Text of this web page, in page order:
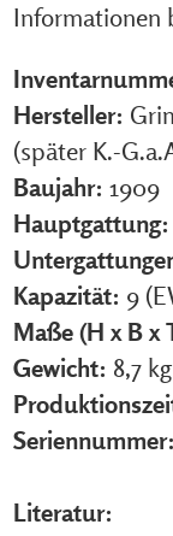
Informationen
Hersteller:
(später K.-
Baujahr: 1909
Hauptgattung:
Kapazität: 9
Maße (H x B x
Gewicht: 8,7 kg
Seriennummer:
Literatur: